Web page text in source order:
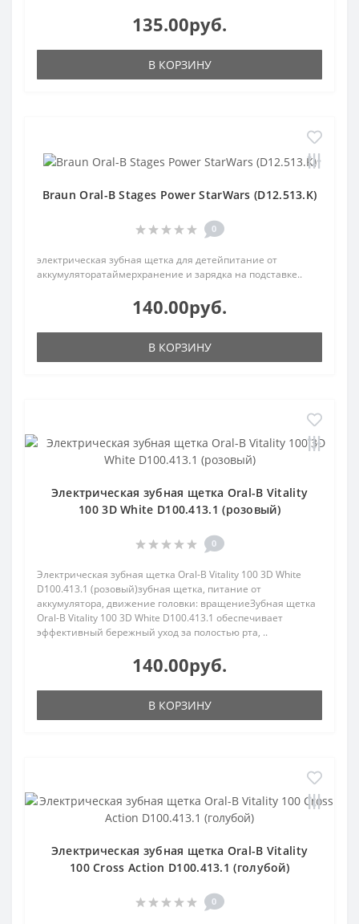
135.00руб.
В КОРЗИНУ
Braun Oral-B Stages Power StarWars (D12.513.K)
0
электрическая зубная щетка для детейпитание от
аккумуляторатаймерхранение и зарядка на подставке..
140.00руб.
В КОРЗИНУ
Электрическая зубная щетка Oral-B Vitality
100 3D White D100.413.1 (розовый)
0
Электрическая зубная щетка Oral-B Vitality 100 3D White
D100.413.1 (розовый)зубная щетка, питание от
аккумулятора, движение головки: вращениеЗубная щетка
Oral-B Vitality 100 3D White D100.413.1 обеспечивает
эффективный бережный уход за полостью рта, ..
140.00руб.
В КОРЗИНУ
Электрическая зубная щетка Oral-B Vitality
100 Cross Action D100.413.1 (голубой)
0